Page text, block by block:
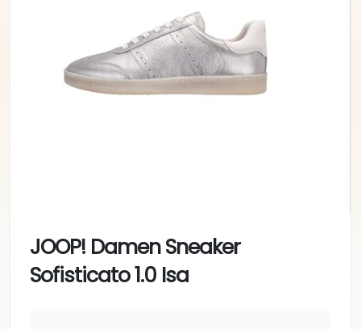
JOOP! Damen Sneaker
Sofisticato 1.0 Isa